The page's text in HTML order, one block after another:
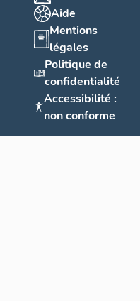
Aide
Mentions
légales
Politique de
confidentialité
Accessibilité :
non conforme